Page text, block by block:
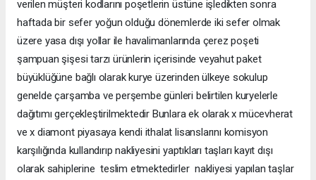
verilen müşteri kodlarını poşetlerin üstüne işledikten sonra
haftada bir sefer yoğun olduğu dönemlerde iki sefer olmak
üzere yasa dışı yollar ile havalimanlarında çerez poşeti
şampuan şişesi tarzı ürünlerin içerisinde veyahut paket
büyüklüğüne bağlı olarak kurye üzerinden ülkeye sokulup
genelde çarşamba ve perşembe günleri belirtilen kuryelerle
dağıtımı gerçekleştirilmektedir Bunlara ek olarak x mücevherat
ve x diamont piyasaya kendi ithalat lisanslarını komisyon
karşılığında kullandırıp nakliyesini yaptıkları taşları kayıt dışı
olarak sahiplerine teslim etmektedirler nakliyesi yapılan taşlar